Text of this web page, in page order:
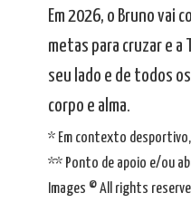
Em 2026, o Bruno vai
metas para cruzar e
seu lado e de todos
corpo e alma.
* Em contexto
** Ponto de apoio e/ou
Images © All rights